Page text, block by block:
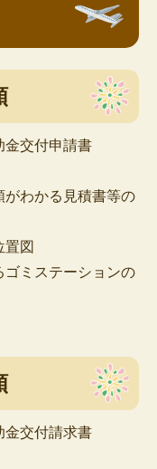
金交付申請書
がわかる見積書等の
置図
ゴミステーションの
金交付請求書